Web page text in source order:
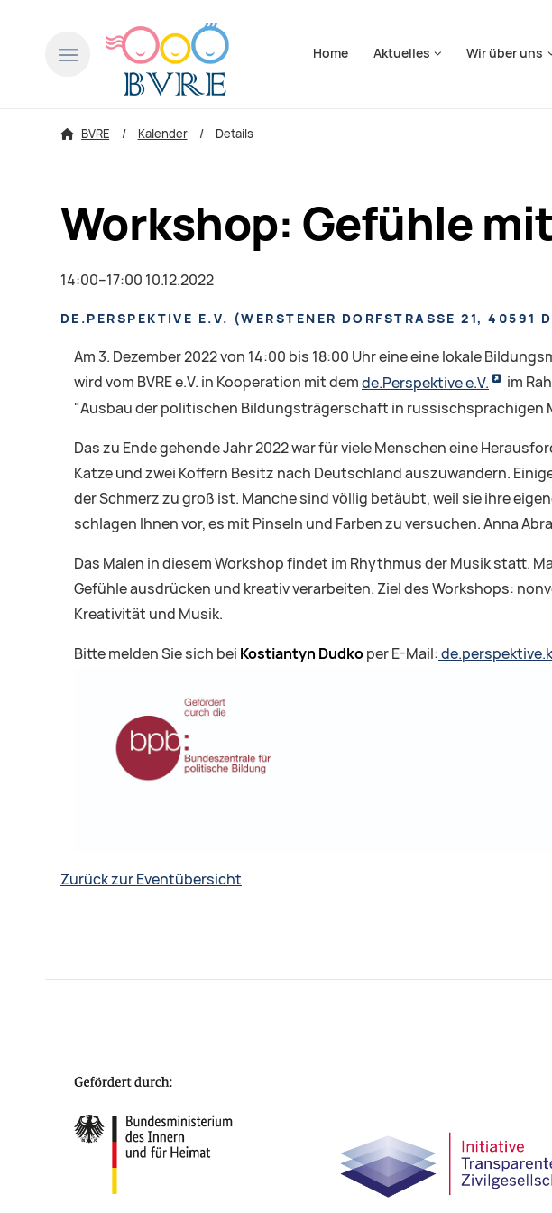
Home
Aktuelles Wir über uns
BVRE Kalender Details
Workshop: Gefühle
14:00–17:00 10.12.2022
DE.PERSPEKTIVE E.V. (WERSTENER DORFSTRASSE 21, 40591
Am 3. Dezember 2022 von 14:00 bis 18:00 Uhr einе eine lokale
wird vom BVRE e.V. in Kooperation mit demde.Perspektive e.V.
im
"Ausbau der politischen Bildungsträgerschaft in
Das zu Ende gehende Jahr 2022 war für viele Menschen eine
Katze und zwei Koffern Besitz nach Deutschland auszuwandern.
der Schmerz zu groß ist. Manche sind völlig betäubt, weil sie ihre
schlagen Ihnen vor, es mit Pinseln und Farben zu versuchen. Anna
Das Malen in diesem Workshop findet im Rhythmus der Musik statt.
Gefühle ausdrücken und kreativ verarbeiten. Ziel des Workshops:
Kreativität und Musik.
Bitte melden Sie sich bei Kostiantyn Dudkoper E-Mail:
Zurück zur Eventübersicht